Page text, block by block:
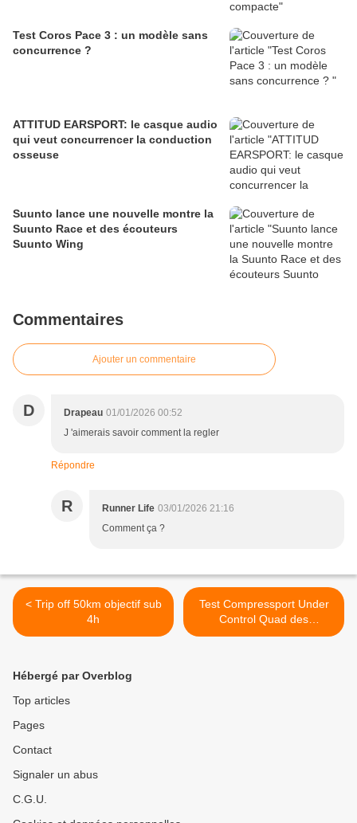
Test Coros Pace 3 : un modèle sans
concurrence ?
ATTITUD EARSPORT: le casque audio
qui veut concurrencer la conduction
osseuse
Suunto lance une nouvelle montre la
Suunto Race et des écouteurs
Suunto Wing
Commentaires
Ajouter un commentaire
D Drapeau 01/01/2026 00:52
J 'aimerais savoir comment la regler
Répondre
R Runner Life 03/01/2026 21:16
Comment ça ?
< Trip off 50km objectif sub
4h
Test Compressport Under
Control Quad des
manchons pour les cuisses
Hébergé par Overblog
Top articles
Pages
Contact
Signaler un abus
C.G.U.